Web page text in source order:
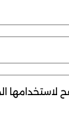
لاستخدامها